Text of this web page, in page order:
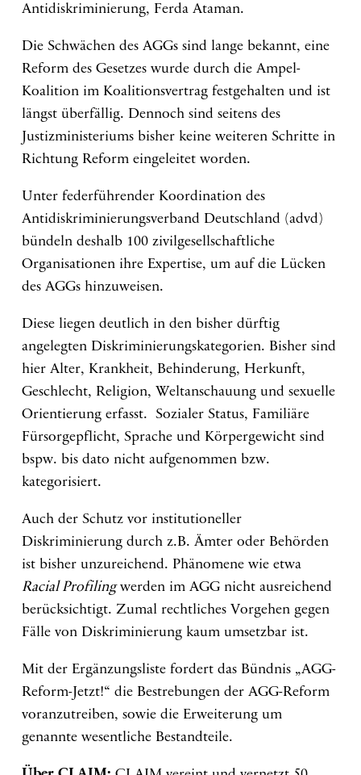
Antidiskriminierung, Ferda Ataman.
Die Schwächen des AGGs sind lange bekannt, eine
Reform des Gesetzes wurde durch die Ampel-
Koalition im Koalitionsvertrag festgehalten und ist
längst überfällig. Dennoch sind seitens des
Justizministeriums bisher keine weiteren Schritte in
Richtung Reform eingeleitet worden.
Unter federführender Koordination des
Antidiskriminierungsverband Deutschland (advd)
bündeln deshalb 100 zivilgesellschaftliche
Organisationen ihre Expertise, um auf die Lücken
des AGGs hinzuweisen.
Diese liegen deutlich in den bisher dürftig
angelegten Diskriminierungskategorien. Bisher sind
hier Alter, Krankheit, Behinderung, Herkunft,
Geschlecht, Religion, Weltanschauung und sexuelle
Orientierung erfasst. Sozialer Status, Familiäre
Fürsorgepflicht, Sprache und Körpergewicht sind
bspw. bis dato nicht aufgenommen bzw.
kategorisiert.
Auch der Schutz vor institutioneller
Diskriminierung durch z.B. Ämter oder Behörden
ist bisher unzureichend. Phänomene wie etwa
Racial Profilingwerden im AGG nicht ausreichend
berücksichtigt. Zumal rechtliches Vorgehen gegen
Fälle von Diskriminierung kaum umsetzbar ist.
Mit der Ergänzungsliste fordert das Bündnis „AGG-
Reform-Jetzt!“ die Bestrebungen der AGG-Reform
voranzutreiben, sowie die Erweiterung um
genannte wesentliche Bestandteile.